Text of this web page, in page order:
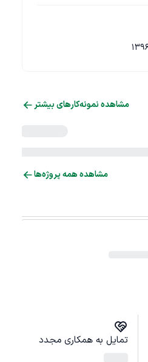
مشاهده نمونه‌کارهای بیشتر
مشاهده همه پروژه‌ها
تمایل به همکاری مجدد